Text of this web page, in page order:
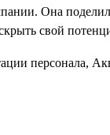
Она
свой